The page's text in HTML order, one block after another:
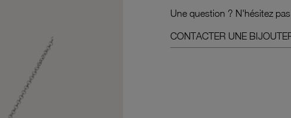
Une question ? N'hésitez
CONTACTER UNE